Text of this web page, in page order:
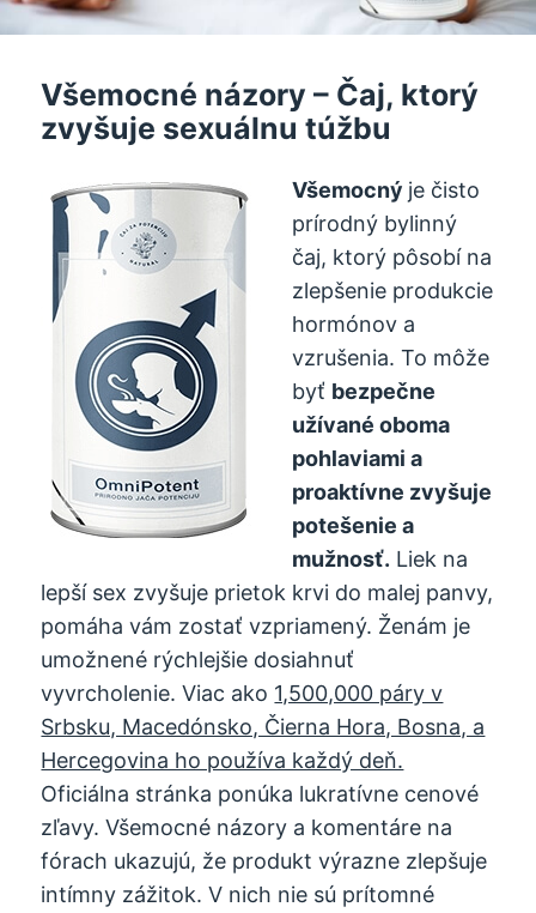
Všemocné názory – Čaj, ktorý
zvyšuje sexuálnu túžbu
Všemocný je čisto
prírodný bylinný
čaj, ktorý pôsobí na
zlepšenie produkcie
hormónov a
vzrušenia. To môže
byť bezpečne
užívané oboma
pohlaviami a
proaktívne zvyšuje
potešenie a
mužnosť. Liek na
lepší sex zvyšuje prietok krvi do malej panvy,
pomáha vám zostať vzpriamený. Ženám je
umožnené rýchlejšie dosiahnuť
vyvrcholenie. Viac ako 1,500,000 páry v
Srbsku, Macedónsko, Čierna Hora, Bosna, a
Hercegovina ho používa každý deň.
Oficiálna stránka ponúka lukratívne cenové
zľavy. Všemocné názory a komentáre na
fórach ukazujú, že produkt výrazne zlepšuje
intímny zážitok. V nich nie sú prítomné